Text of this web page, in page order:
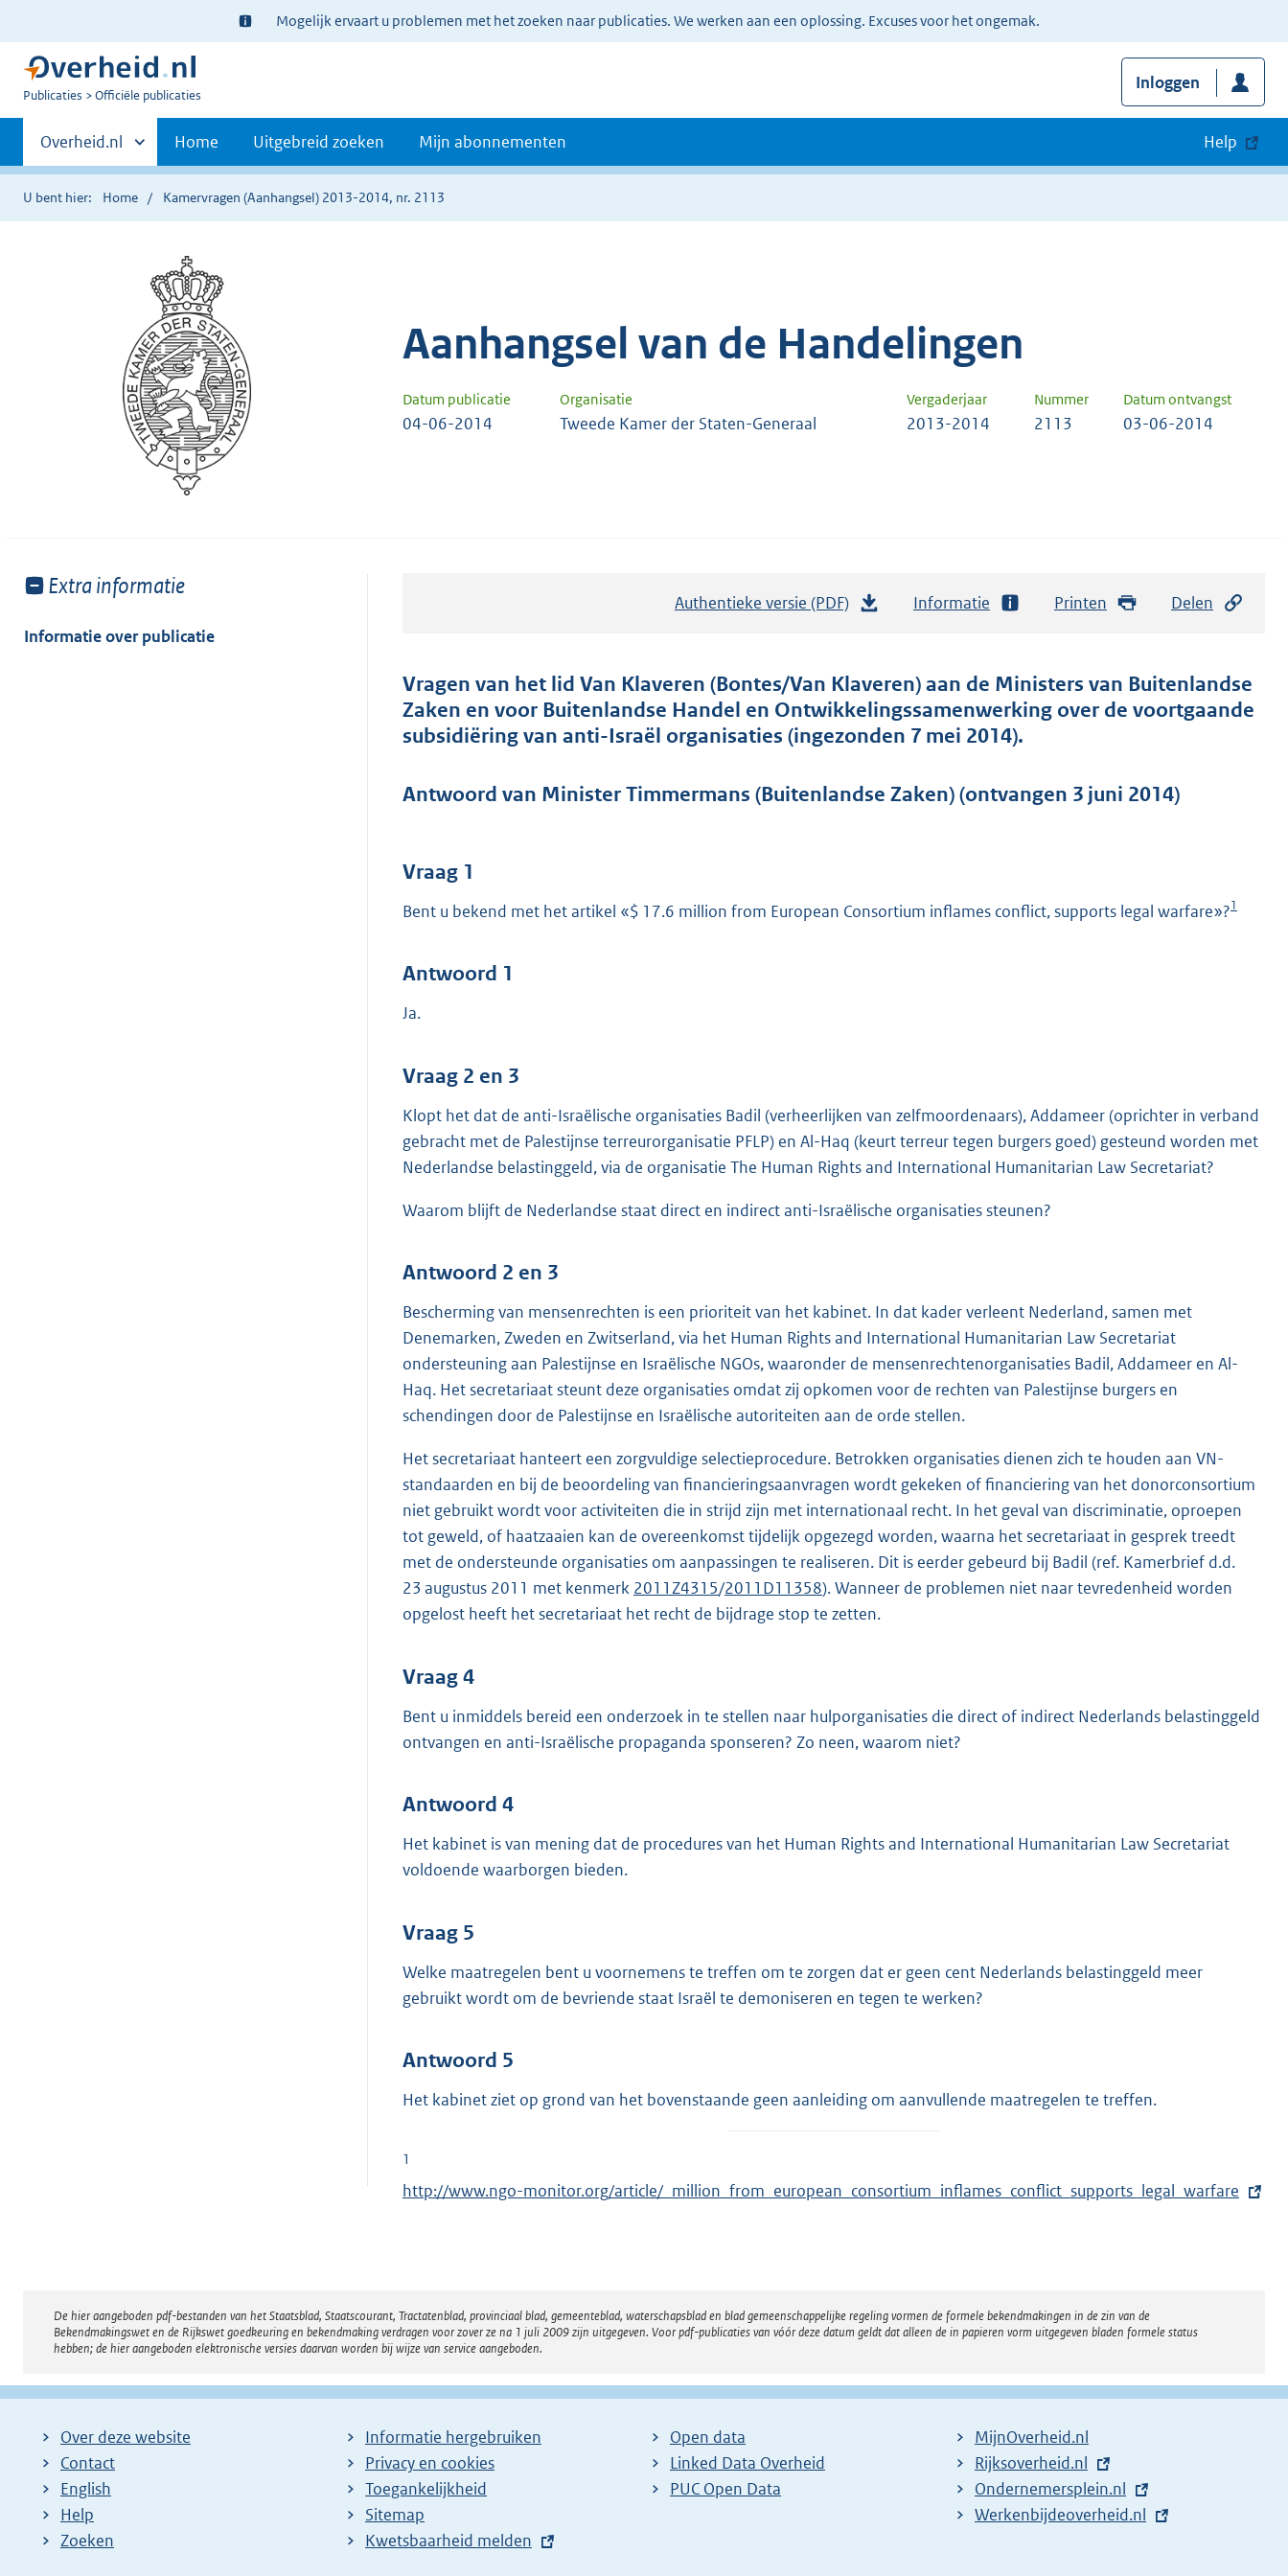
Ter
informatie:
Mogelijk ervaart u problemen met het zoeken naar publicaties. We werken aan een oplossing. Excuses voor het ongemak.
U
Publicaties Officiële publicaties
Inloggen
Primaire
navigatie
Andere
sites
binnen
Overheid.nl Home Uitgebreid zoeken Mijn abonnementen Help
U bent hier: Home Kamervragen (Aanhangsel) 2013-2014, nr. 2113
Aanhangsel van de Handelingen
Datum publicatie Organisatie Vergaderjaar Nummer Datum ontvangst
04-06-2014 Tweede Kamer der Staten-Generaal 2013-2014 2113 03-06-2014
Toon
van:
Extra informatie
Informatie over publicatie
Authentieke versie (PDF)
t
a
n
t
Informatie Printen Delen
Vragen van het lid Van Klaveren (Bontes/Van Klaveren) aan de Ministers van Buitenlandse
Zaken en voor Buitenlandse Handel en Ontwikkelingssamenwerking over de voortgaande
subsidiëring van anti-Israël organisaties (ingezonden 7 mei 2014).
Antwoord van Minister Timmermans (Buitenlandse Zaken) (ontvangen 3 juni 2014)
Vraag 1
Bent u bekend met het artikel «$ 17.6 million from European Consortium inflames conflict, supports legal warfare»?1
Antwoord 1
Ja.
Vraag 2 en 3
Klopt het dat de anti-Israëlische organisaties Badil (verheerlijken van zelfmoordenaars), Addameer (oprichter in verband
gebracht met de Palestijnse terreurorganisatie PFLP) en Al-Haq (keurt terreur tegen burgers goed) gesteund worden met
Nederlandse belastinggeld, via de organisatie The Human Rights and International Humanitarian Law Secretariat?
Waarom blijft de Nederlandse staat direct en indirect anti-Israëlische organisaties steunen?
Antwoord 2 en 3
Bescherming van mensenrechten is een prioriteit van het kabinet. In dat kader verleent Nederland, samen met
Denemarken, Zweden en Zwitserland, via het Human Rights and International Humanitarian Law Secretariat
ondersteuning aan Palestijnse en Israëlische NGOs, waaronder de mensenrechtenorganisaties Badil, Addameer en Al-
Haq. Het secretariaat steunt deze organisaties omdat zij opkomen voor de rechten van Palestijnse burgers en
schendingen door de Palestijnse en Israëlische autoriteiten aan de orde stellen.
Het secretariaat hanteert een zorgvuldige selectieprocedure. Betrokken organisaties dienen zich te houden aan VN-
standaarden en bij de beoordeling van financieringsaanvragen wordt gekeken of financiering van het donorconsortium
niet gebruikt wordt voor activiteiten die in strijd zijn met internationaal recht. In het geval van discriminatie, oproepen
tot geweld, of haatzaaien kan de overeenkomst tijdelijk opgezegd worden, waarna het secretariaat in gesprek treedt
met de ondersteunde organisaties om aanpassingen te realiseren. Dit is eerder gebeurd bij Badil (ref. Kamerbrief d.d.
23 augustus 2011 met kenmerk 2011Z4315/2011D11358). Wanneer de problemen niet naar tevredenheid worden
opgelost heeft het secretariaat het recht de bijdrage stop te zetten.
Vraag 4
Bent u inmiddels bereid een onderzoek in te stellen naar hulporganisaties die direct of indirect Nederlands belastinggeld
ontvangen en anti-Israëlische propaganda sponseren? Zo neen, waarom niet?
Antwoord 4
Het kabinet is van mening dat de procedures van het Human Rights and International Humanitarian Law Secretariat
voldoende waarborgen bieden.
Vraag 5
Welke maatregelen bent u voornemens te treffen om te zorgen dat er geen cent Nederlands belastinggeld meer
gebruikt wordt om de bevriende staat Israël te demoniseren en tegen te werken?
Antwoord 5
Het kabinet ziet op grond van het bovenstaande geen aanleiding om aanvullende maatregelen te treffen.
1
E
n
e
i
k
:
http://www.ngo-monitor.org/article/_million_from_european_consortium_inflames_conflict_supports_legal_warfare
Disclaimer
De hier aangeboden pdf-bestanden van het Staatsblad, Staatscourant, Tractatenblad, provinciaal blad, gemeenteblad, waterschapsblad en blad gemeenschappelijke regeling vormen de formele bekendmakingen in de zin van de
Bekendmakingswet en de Rijkswet goedkeuring en bekendmaking verdragen voor zover ze na 1 juli 2009 zijn uitgegeven. Voor pdf-publicaties van vóór deze datum geldt dat alleen de in papieren vorm uitgegeven bladen formele status
hebben; de hier aangeboden elektronische versies daarvan worden bij wijze van service aangeboden.
Over deze website
Contact
English
Help
Zoeken
Informatie hergebruiken
Privacy en cookies
Toegankelijkheid
Sitemap
E
Kwetsbaarheid melden
Open data
Linked Data Overheid
PUC Open Data
MijnOverheid.nl
E
x
t
Rijksoverheid.nl
E
x
Ondernemersplein.nl
E
Werkenbijdeoverheid.nl